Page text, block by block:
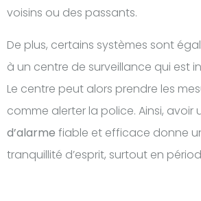
voisins ou des passants.
De plus, certains systèmes sont
à un centre de surveillance qui est
Le centre peut alors prendre les
comme alerter la police. Ainsi, avoir
d’alarme fiable et efficace donne
tranquillité d’esprit, surtout en